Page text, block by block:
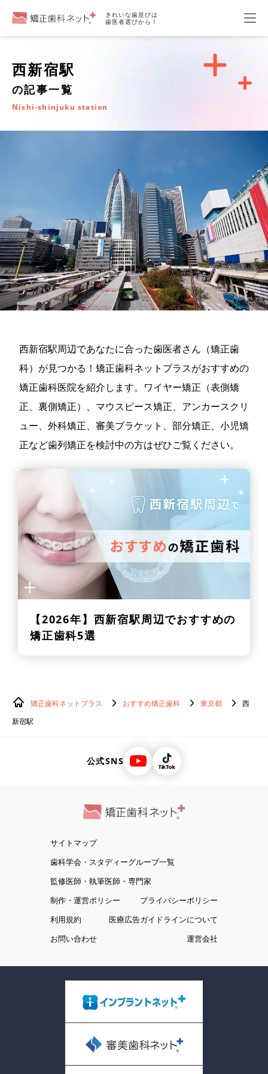
きれいな歯並びは
歯医者選びから！
西新宿駅
の記事一覧
Nishi-shinjuku station
西新宿駅周辺であなたに合った歯医者さん（矯正歯
科）が見つかる！矯正歯科ネットプラスがおすすめの
矯正歯科医院を紹介します。ワイヤー矯正（表側矯
正、裏側矯正）、マウスピース矯正、アンカースクリ
ュー、外科矯正、審美ブラケット、部分矯正、小児矯
正など歯列矯正を検討中の方はぜひご覧ください。
【2026年】 西新宿駅周辺でおすすめの
矯正歯科5選
矯正歯科ネットプラス おすすめ矯正歯科 東京都
西
新宿駅
公式SNS
サイトマップ
歯科学会・スタディーグループ一覧
監修医師・執筆医師・専門家
制作・運営ポリシー
プライバシーポリシー
利用規約
医療広告ガイドラインについて
お問い合わせ
運営会社